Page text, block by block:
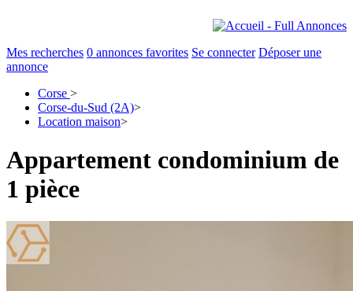
Mes recherches 0 annonces favorites Se connecter Déposer une
annonce
Corse >
Corse-du-Sud (2A)>
Location maison>
Appartement condominium de
1 pièce